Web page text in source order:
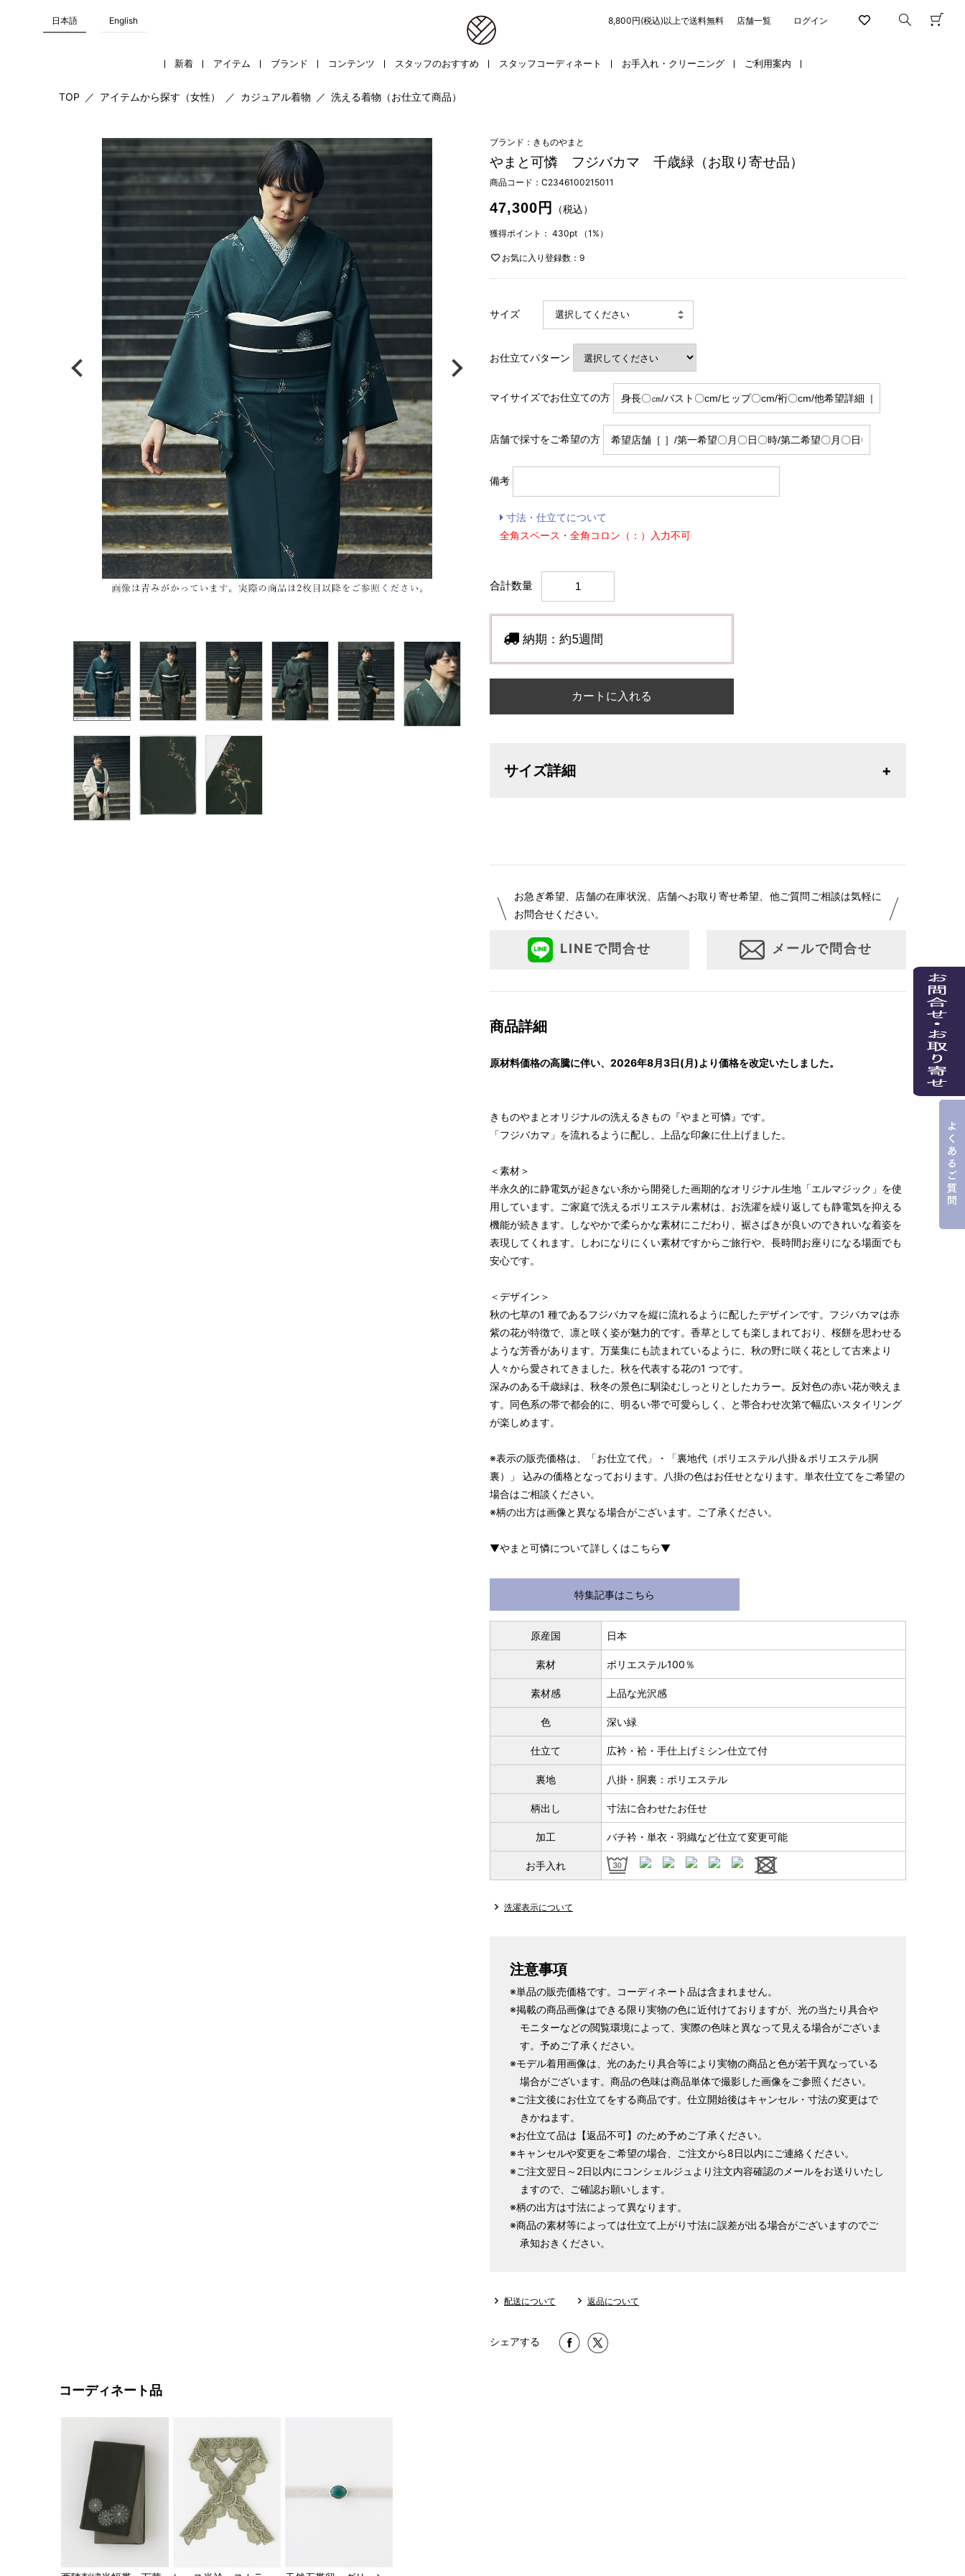
日本語 English ログイン
8,800円(税込)以上で送料無料 店舗一覧
新着 アイテム ブランド コンテンツ スタッフのおすすめ スタッフコーディネート お手入れ・クリーニング ご利用案内
TOP ／ アイテムから探す（女性） ／ カジュアル着物 ／ 洗える着物（お仕立て商品）
ブランド：きものやまと
やまと可憐 フジバカマ 千歳緑（お取り寄せ品）
商品コード： C2346100215011
47,300円 （税込）
獲得ポイント： 430pt （1%）
お気に入り登録数：9
サイズ
お仕立てパターン
マイサイズでお仕立ての方
店舗で採寸をご希望の方
備考
寸法・仕立てについて
全角スペース・全角コロン（：）入力不可
合計数量
納期： 約5週間
カートに入れる
サイズ詳細
パターンオーダー（弊社規定のS～LLサイズより、身長・ヒップを目安にサイズをお選び
いただく）
マイサイズでお仕立て（お客様の希望サイズでお仕立て）
店舗で採寸（お近くの店舗でスタッフが採寸）
S
～155cm
～90cm
153cm
～95cm
155cm 64cm 49cm
4尺1寸 1尺7寸 1尺3寸
M ～95cm
～100cm
4尺3寸 1尺8寸 1尺3寸
～165cm
～105cm
167cm
4尺4寸 1尺9寸 1尺3寸
169cm
で鯨尺と言います。
単位：１尺＝約38cm １寸＝約3.8cm １分＝約0.38cm
2 鯨尺寸法となりますので上表の cm はおおよその長さとなります。
3 反物の巾により表記の裄のサイズが出ない場合がございます。その際は、目一杯での寸法
とさせていただきます。
店舗一覧はこちら
お急ぎ希望、店舗の在庫状況、店舗へお取り寄せ希望、他ご質問ご相談は気軽に
お問合せください。
LINEで問合せ メールで問合せ
商品詳細
原材料価格の高騰に伴い、2026年8月3日(月)より価格を改定いたしました。
きものやまとオリジナルの洗えるきもの『やまと可憐』です。
「フジバカマ」を流れるように配し、上品な印象に仕上げました。
＜素材＞
半永久的に静電気が起きない糸から開発した画期的なオリジナル生地「エルマジック」を使
用しています。ご家庭で洗えるポリエステル素材は、お洗濯を繰り返しても静電気を抑える
機能が続きます。しなやかで柔らかな素材にこだわり、裾さばきが良いのできれいな着姿を
表現してくれます。しわになりにくい素材ですからご旅行や、長時間お座りになる場面でも
安心です。
＜デザイン＞
秋の七草の1 種であるフジバカマを縦に流れるように配したデザインです。フジバカマは赤
紫の花が特徴で、凛と咲く姿が魅力的です。香草としても楽しまれており、桜餅を思わせる
ような芳香があります。万葉集にも読まれているように、秋の野に咲く花として古来より
人々から愛されてきました。秋を代表する花の1 つです。
深みのある千歳緑は、秋冬の景色に馴染むしっとりとしたカラー。反対色の赤い花が映えま
す。同色系の帯で都会的に、明るい帯で可愛らしく、と帯合わせ次第で幅広いスタイリング
が楽しめます。
※表示の販売価格は、「お仕立て代」・「裏地代（ポリエステル八掛＆ポリエステル胴
裏）」 込みの価格となっております。八掛の色はお任せとなります。単衣仕立てをご希望の
場合はご相談ください。
※柄の出方は画像と異なる場合がございます。ご了承ください。
▼やまと可憐について詳しくはこちら▼
特集記事はこちら
原産国 日本
素材 ポリエステル100％
素材感 上品な光沢感
色 深い緑
仕立て 広衿・袷・手仕上げミシン仕立て付
裏地 八掛・胴裏：ポリエステル
柄出し 寸法に合わせたお任せ
加工 バチ衿・単衣・羽織など仕立て変更可能
お手入れ
洗濯表示について
注意事項
※単品の販売価格です。コーディネート品は含まれません。
※掲載の商品画像はできる限り実物の色に近付けておりますが、光の当たり具合や
モニターなどの閲覧環境によって、実際の色味と異なって見える場合がございま
す。予めご了承ください。
※モデル着用画像は、光のあたり具合等により実物の商品と色が若干異なっている
場合がございます。商品の色味は商品単体で撮影した画像をご参照ください。
※ご注文後にお仕立てをする商品です。仕立開始後はキャンセル・寸法の変更はで
きかねます。
※お仕立て品は【返品不可】のため予めご了承ください。
※キャンセルや変更をご希望の場合、ご注文から8日以内にご連絡ください。
※ご注文翌日～2日以内にコンシェルジュより注文内容確認のメールをお送りいたし
ますので、ご確認お願いします。
※柄の出方は寸法によって異なります。
※商品の素材等によっては仕立て上がり寸法に誤差が出る場合がございますのでご
承知おきください。
配送について 返品について
シェアする
コーディネート品